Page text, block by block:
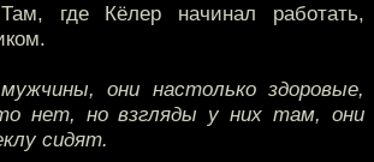
где Кёлер начинал работать,
они настолько здоровые,
нет, но взгляды у них там, они
сидят.